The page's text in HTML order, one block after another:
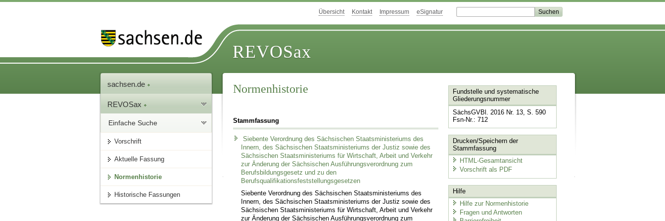
Übersicht Kontakt Impressum eSignatur
REVOSax
sachsen.de
REVOSax
Einfache Suche
Vorschrift
Aktuelle Fassung
Normenhistorie
Historische Fassungen
Normenhistorie
Stammfassung
Siebente Verordnung des Sächsischen Staatsministeriums des
Innern, des Sächsischen Staatsministeriums der Justiz sowie des
Sächsischen Staatsministeriums für Wirtschaft, Arbeit und Verkehr
zur Änderung der Sächsischen Ausführungsverordnung zum
Berufsbildungsgesetz und zu den
Berufsqualifikationsfeststellungsgesetzen
Siebente Verordnung des Sächsischen Staatsministeriums des
Innern, des Sächsischen Staatsministeriums der Justiz sowie des
Sächsischen Staatsministeriums für Wirtschaft, Arbeit und Verkehr
zur Änderung der Sächsischen Ausführungsverordnung zum
Fundstelle und systematische
Gliederungsnummer
SächsGVBl. 2016 Nr. 13, S. 590
Fsn-Nr.: 712
Drucken/Speichern der
Stammfassung
HTML-Gesamtansicht
Vorschrift als PDF
Hilfe
Hilfe zur Normenhistorie
Fragen und Antworten